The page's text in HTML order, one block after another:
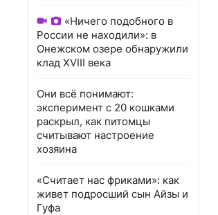
«Ничего подобного в
России не находили»: в
Онежском озере обнаружили
клад XVIII века
Они всё понимают:
эксперимент с 20 кошками
раскрыл, как питомцы
считывают настроение
хозяина
«Считает нас фриками»: как
живет подросший сын Айзы и
Гуфа